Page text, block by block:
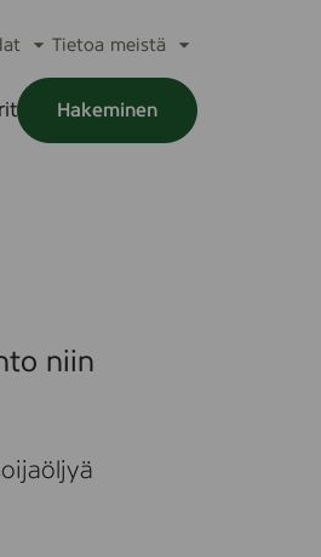
alavalikko
Tietoa meistä
alavalikko
Hakeminen
niin